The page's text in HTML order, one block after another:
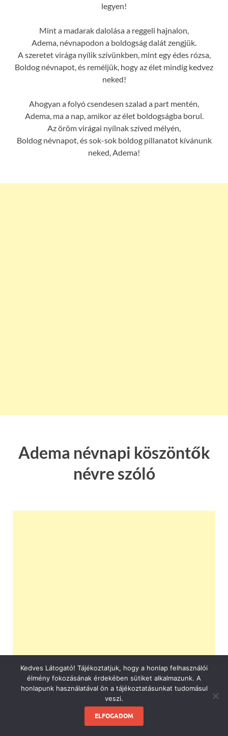
legyen!
Mint a madarak dalolása a reggeli hajnalon,
Adema, névnapodon a boldogság dalát zengjük.
A szeretet virága nyílik szívünkben, mint egy édes rózsa,
Boldog névnapot, és reméljük, hogy az élet mindig kedvez
neked!
Ahogyan a folyó csendesen szalad a part mentén,
Adema, ma a nap, amikor az élet boldogságba borul.
Az öröm virágai nyílnak szíved mélyén,
Boldog névnapot, és sok-sok boldog pillanatot kívánunk
neked, Adema!
Adema névnapi köszöntők
névre szóló
Kedves Látogató! Tájékoztatjuk, hogy a honlap felhasználói
élmény fokozásának érdekében sütiket alkalmazunk. A
honlapunk használatával ön a tájékoztatásunkat tudomásul
veszi.
ELFOGADOM